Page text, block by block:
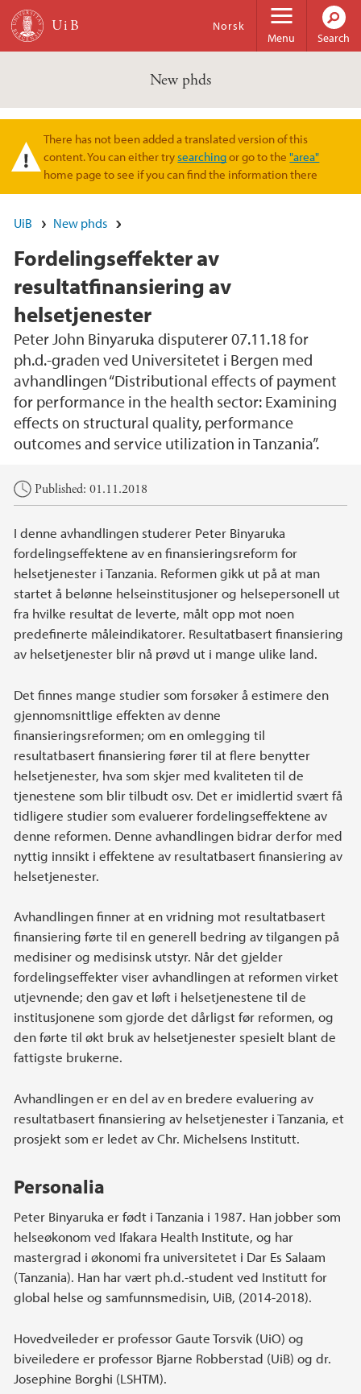
Skip to main content
Menu
Norsk
Search
New phds
Warning message
There has not been added a translated version of this
content. You can either trysearchingor go to the"area"
home page to see if you can find the information there
UiB New phds
Fordelingseffekter av
resultatfinansiering av
helsetjenester
Peter John Binyaruka disputerer 07.11.18 for
ph.d.-graden ved Universitetet i Bergen med
avhandlingen “Distributional effects of payment
for performance in the health sector: Examining
effects on structural quality, performance
outcomes and service utilization in Tanzania”.
Main content
Published: 01.11.2018
I denne avhandlingen studerer Peter Binyaruka
fordelingseffektene av en finansieringsreform for
helsetjenester i Tanzania. Reformen gikk ut på at man
startet å belønne helseinstitusjoner og helsepersonell ut
fra hvilke resultat de leverte, målt opp mot noen
predefinerte måleindikatorer. Resultatbasert finansiering
av helsetjenester blir nå prøvd ut i mange ulike land.
Det finnes mange studier som forsøker å estimere den
gjennomsnittlige effekten av denne
finansieringsreformen; om en omlegging til
resultatbasert finansiering fører til at flere benytter
helsetjenester, hva som skjer med kvaliteten til de
tjenestene som blir tilbudt osv. Det er imidlertid svært få
tidligere studier som evaluerer fordelingseffektene av
denne reformen. Denne avhandlingen bidrar derfor med
nyttig innsikt i effektene av resultatbasert finansiering av
helsetjenester.
Avhandlingen finner at en vridning mot resultatbasert
finansiering førte til en generell bedring av tilgangen på
medisiner og medisinsk utstyr. Når det gjelder
fordelingseffekter viser avhandlingen at reformen virket
utjevnende; den gav et løft i helsetjenestene til de
institusjonene som gjorde det dårligst før reformen, og
den førte til økt bruk av helsetjenester spesielt blant de
fattigste brukerne.
Avhandlingen er en del av en bredere evaluering av
resultatbasert finansiering av helsetjenester i Tanzania, et
prosjekt som er ledet av Chr. Michelsens Institutt.
Personalia
Peter Binyaruka er født i Tanzania i 1987. Han jobber som
helseøkonom ved Ifakara Health Institute, og har
mastergrad i økonomi fra universitetet i Dar Es Salaam
(Tanzania). Han har vært ph.d.-student ved Institutt for
global helse og samfunnsmedisin, UiB, (2014-2018).
Hovedveileder er professor Gaute Torsvik (UiO) og
biveiledere er professor Bjarne Robberstad (UiB) og dr.
Josephine Borghi (LSHTM).